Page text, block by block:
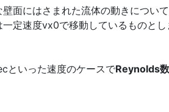
面にはさまれた流体の動きについ
定速度vx0で移動しているものと
といった速度のケースでReynolds数